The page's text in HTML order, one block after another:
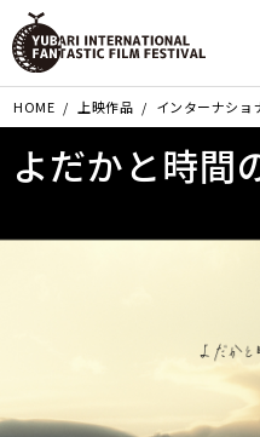
HOME 上映作品 インターナショナ
よだかと時間